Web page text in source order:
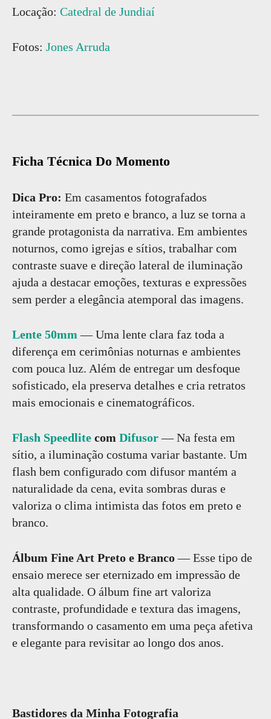
Locação: Catedral de Jundiaí
Fotos: Jones Arruda
Ficha Técnica Do Momento
Dica Pro: Em casamentos fotografados
inteiramente em preto e branco, a luz se torna a
grande protagonista da narrativa. Em ambientes
noturnos, como igrejas e sítios, trabalhar com
contraste suave e direção lateral de iluminação
ajuda a destacar emoções, texturas e expressões
sem perder a elegância atemporal das imagens.
Lente 50mm — Uma lente clara faz toda a
diferença em cerimônias noturnas e ambientes
com pouca luz. Além de entregar um desfoque
sofisticado, ela preserva detalhes e cria retratos
mais emocionais e cinematográficos.
Flash Speedlite com Difusor— Na festa em
sítio, a iluminação costuma variar bastante. Um
flash bem configurado com difusor mantém a
naturalidade da cena, evita sombras duras e
valoriza o clima intimista das fotos em preto e
branco.
Álbum Fine Art Preto e Branco— Esse tipo de
ensaio merece ser eternizado em impressão de
alta qualidade. O álbum fine art valoriza
contraste, profundidade e textura das imagens,
transformando o casamento em uma peça afetiva
e elegante para revisitar ao longo dos anos.
Bastidores da Minha Fotografia